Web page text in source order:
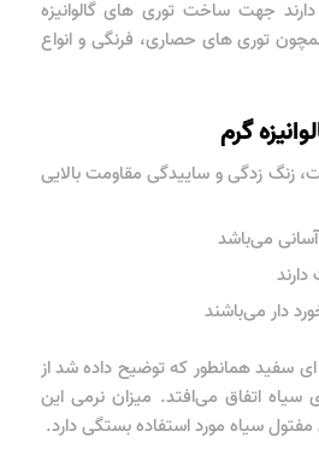
جهت ساخت توری های گالوانیزه
توری های حصاری، فرنگی و انواع
گرم
زنگ زدگی و ساییدگی مقاومت بالایی
می‌باشد
دار می‌باشند
همانطور که توضیح داده شد از
سیاه اتفاق می‌افتد. میزان نرمی این
سیاه مورد استفاده بستگی دارد.